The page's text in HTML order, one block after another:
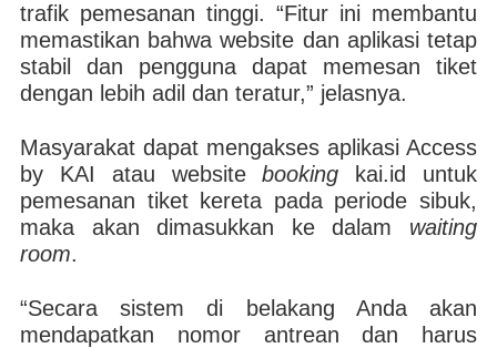
trafik pemesanan tinggi. “Fitur ini membantu
memastikan bahwa website dan aplikasi tetap
stabil dan pengguna dapat memesan tiket
dengan lebih adil dan teratur,” jelasnya.
Masyarakat dapat mengakses aplikasi Access
by KAI atau websitebooking kai.id untuk
pemesanan tiket kereta pada periode sibuk,
maka akan dimasukkan ke dalam waiting
room.
“Secara sistem di belakang Anda akan
mendapatkan nomor antrean dan harus